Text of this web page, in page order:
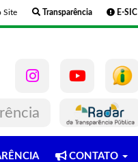
Site Transparência E-SIC
CONTATO